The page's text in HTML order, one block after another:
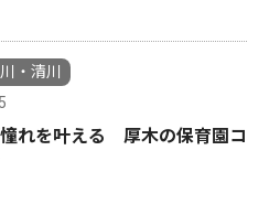
・清川
れを叶える 厚木の保育園コ